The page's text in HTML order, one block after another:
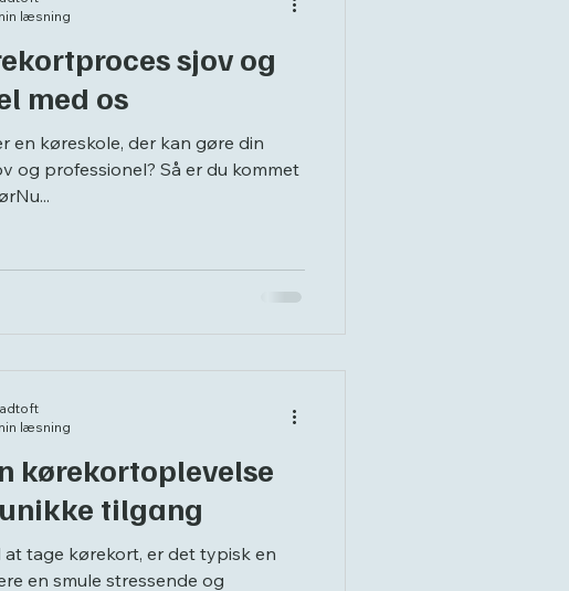
sjov og
med os
en køreskole, der kan gøre din
og professionel? Så er du kommet
læsning
kørekortoplevelse
tilgang
tage kørekort, er det typisk en
en smule stressende og
læsning